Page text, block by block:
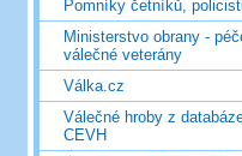
Pomníky četníků,
Ministerstvo obrany -
válečné veterány
Válka.cz
Válečné hroby z
CEVH